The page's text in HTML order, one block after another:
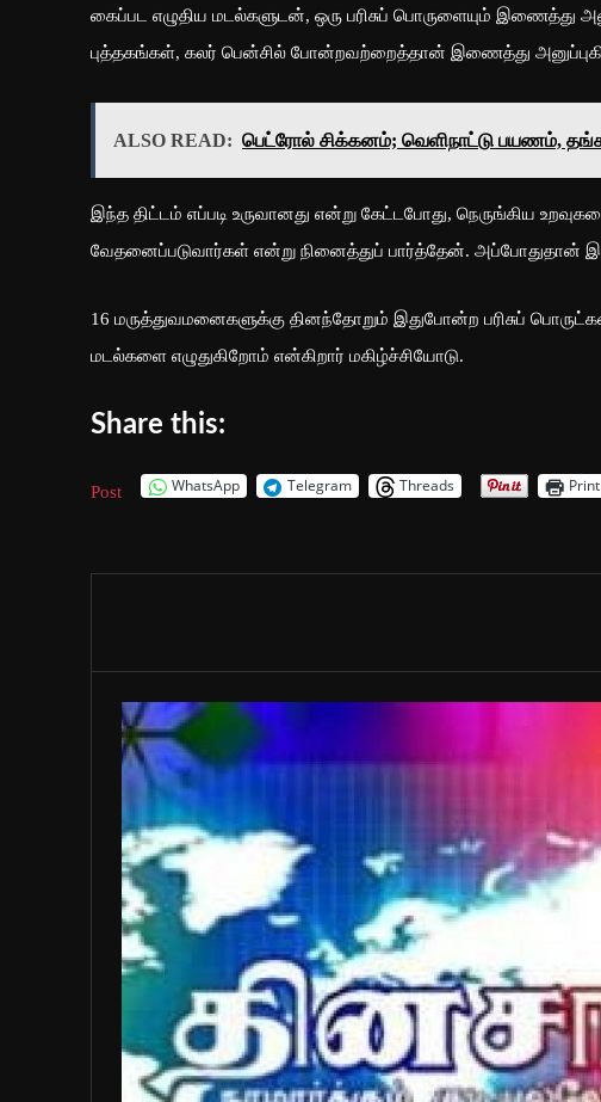
கைப்பட எழுதிய மடல்களுடன், ஒரு பரிசுப் பொருளையும் இணைத்து
புத்தகங்கள், கலர் பென்சில் போன்றவற்றைத்தான் இணைத்து
ALSO READ: பெட்ரோல் சிக்கனம்; வெளிநாட்டு பயணம்,
இந்த திட்டம் எப்படி உருவானது என்று கேட்டபோது, நெருங்கிய
வேதனைப்படுவார்கள் என்று நினைத்துப் பார்த்தேன். அப்போதுதான்
16 மருத்துவமனைகளுக்கு தினந்தோறும் இதுபோன்ற பரிசுப்
மடல்களை எழுதுகிறோம் என்கிறார் மகிழ்ச்சியோடு.
Share this:
Post WhatsApp Telegram Threads Print